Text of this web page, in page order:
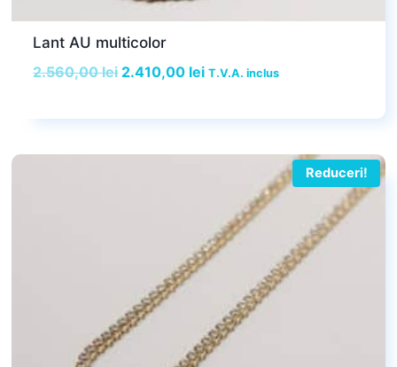
Lant AU multicolor
2.560,00lei Prețul
a
2.560,00 lei.
2.410,00 leiPrețul
este:
T.V.A. inclus
Reduceri!